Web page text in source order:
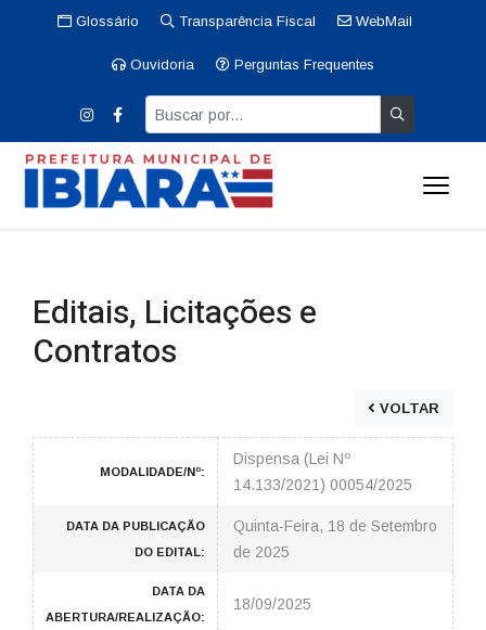
Glossário Transparência Fiscal WebMail
Ouvidoria Perguntas Frequentes
Editais, Licitações e
Contratos
VOLTAR
MODALIDADE/Nº:
Dispensa (Lei Nº
14.133/2021) 00054/2025
DATA DA PUBLICAÇÃO
DO EDITAL:
Quinta-Feira, 18 de Setembro
de 2025
DATA DA
ABERTURA/REALIZAÇÃO:
18/09/2025